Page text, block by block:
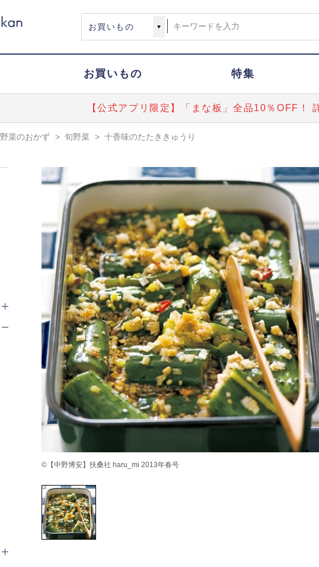
お買いもの 特集
【公式アプリ限定】「まな板」全品10％OFF！
野菜のおかず > 旬野菜 > 十香味のたたききゅうり
©【中野博安】扶桑社 haru_mi 2013年春号